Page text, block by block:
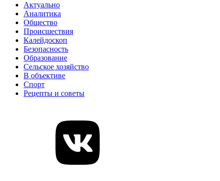
Актуально
Аналитика
Общество
Происшествия
Калейдоскоп
Безопасность
Образование
Сельское хозяйство
В объективе
Спорт
Рецепты и советы